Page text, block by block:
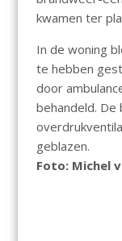
o
kwamen ter
In de woning
te hebben
door
behandeld.
geblazen.
Foto: Michel